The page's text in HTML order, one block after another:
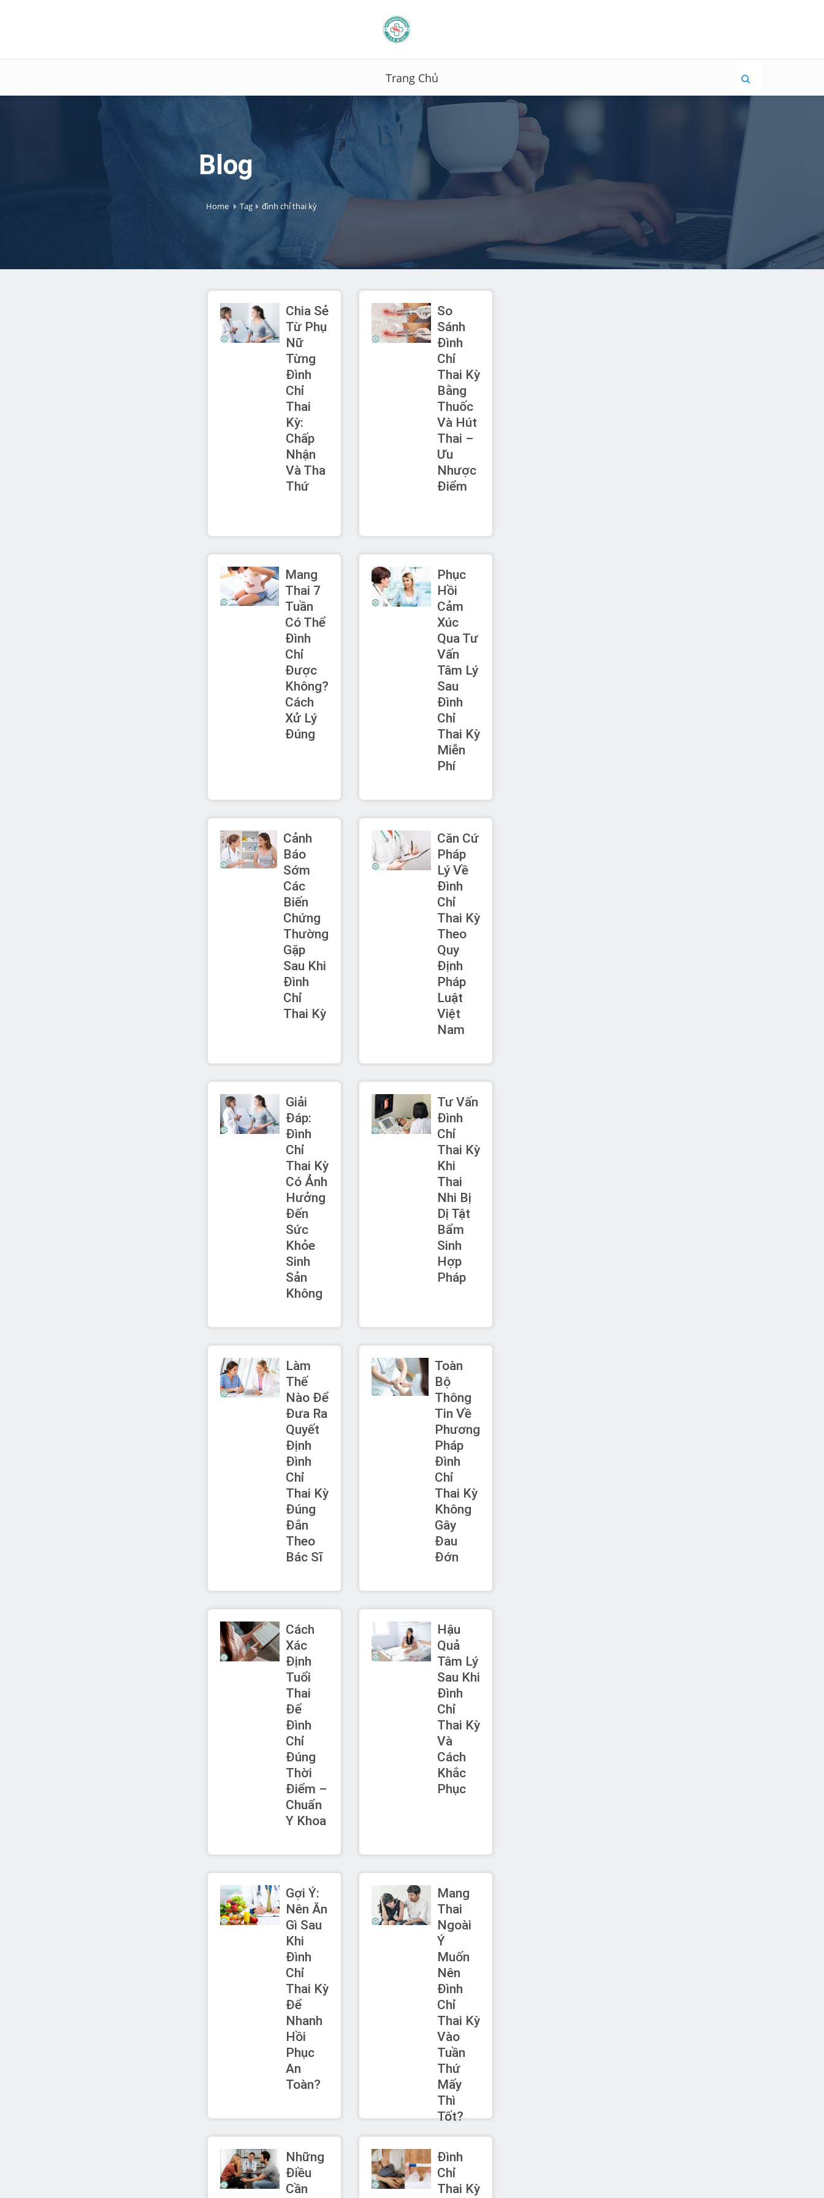
Trang Chủ
Blog
Home Tag đình chỉ thai kỳ
Chia Sẻ
Từ Phụ
Nữ
Từng
Đình
Chỉ
Thai
Kỳ:
Chấp
Nhận
Và Tha
Thứ
So
Sánh
Đình
Chỉ
Thai Kỳ
Bằng
Thuốc
Và Hút
Thai –
Ưu
Nhược
Điểm
Mang
Thai 7
Tuần
Có Thể
Đình
Chỉ
Được
Không?
Cách
Xử Lý
Đúng
Phục
Hồi
Cảm
Xúc
Qua Tư
Vấn
Tâm Lý
Sau
Đình
Chỉ
Thai Kỳ
Miễn
Phí
Cảnh
Báo
Sớm
Các
Biến
Chứng
Thường
Gặp
Sau Khi
Đình
Chỉ
Thai Kỳ
Căn Cứ
Pháp
Lý Về
Đình
Chỉ
Thai Kỳ
Theo
Quy
Định
Pháp
Luật
Việt
Nam
Giải
Đáp:
Đình
Chỉ
Thai Kỳ
Có Ảnh
Hưởng
Đến
Sức
Khỏe
Sinh
Sản
Không
Tư Vấn
Đình
Chỉ
Thai Kỳ
Khi
Thai
Nhi Bị
Dị Tật
Bẩm
Sinh
Hợp
Pháp
Làm
Thế
Nào Để
Đưa Ra
Quyết
Định
Đình
Chỉ
Thai Kỳ
Đúng
Đắn
Theo
Bác Sĩ
Toàn
Bộ
Thông
Tin Về
Phương
Pháp
Đình
Chỉ
Thai Kỳ
Không
Gây
Đau
Đớn
Cách
Xác
Định
Tuổi
Thai
Để
Đình
Chỉ
Đúng
Thời
Điểm –
Chuẩn
Y Khoa
Hậu
Quả
Tâm Lý
Sau Khi
Đình
Chỉ
Thai Kỳ
Và
Cách
Khắc
Phục
Gợi Ý:
Nên Ăn
Gì Sau
Khi
Đình
Chỉ
Thai Kỳ
Để
Nhanh
Hồi
Phục
An
Toàn?
Mang
Thai
Ngoài
Ý
Muốn
Nên
Đình
Chỉ
Thai Kỳ
Vào
Tuần
Thứ
Mấy
Thì
Tốt?
Những
Điều
Cần
Đình
Chỉ
Thai Kỳ